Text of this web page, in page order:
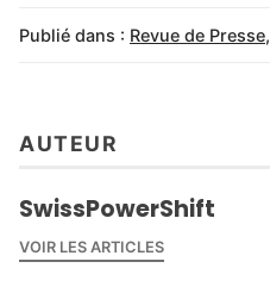
Publié dans : Revue de Presse,
AUTEUR
SwissPowerShift
VOIR LES ARTICLES